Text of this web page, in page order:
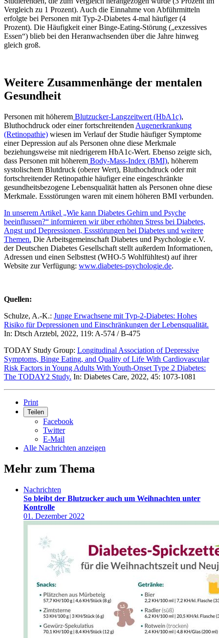
Vergleich zu 1 Prozent). Auch die Einnahme von Abführmitteln
erfolgte bei Personen mit Typ-2-Diabetes 4-mal häufiger (4
Prozent). Die Häufigkeit einer Binge-Eating-Störung („exzessives
Essen“) blieb bei den Heranwachsenden über die Jahre hinweg
gleich groß.
Weitere Zusammenhänge der mentalen
Gesundheit
Personen mit höherem Blutzucker-Langzeitwert (HbA1c),
Bluthochdruck oder einer fortschreitenden Augenerkrankung
(Retinopathie) wiesen im Verlauf der Studie häufiger Symptome
einer Depression auf als Personen ohne diese Merkmale
beziehungsweise mit niedrigerem HbA1c-Wert. Ebenso zeigte sich,
dass Personen mit höherem Body-Mass-Index (BMI), höherem
systolischem Blutdruck (oberer Wert), Bluthochdruck oder mit
fortschreitender Retinopathie häufiger eine eingeschränkte
gesundheitsbezogene Lebensqualität hatten als Personen ohne diese
Merkmale. Essstörungen waren mit einem höheren BMI verbunden.
In unserem Artikel „Wie kann Diabetes Gehirn und Psyche
beeinflussen?“ informieren wir über erhöhten Stress bei Diabetes,
Angst und Depressionen, Essstörungen bei Diabetes und weitere
Themen. Die Arbeitsgemeinschaft Diabetes und Psychologie e.V.
der Deutschen Diabetes Gesellschaft stellt außerdem Informationen,
Adressen und einen Selbsttest (WHO-5 Wohlfühltest) auf ihrer
Website zur Verfügung: www.diabetes-psychologie.de.
Quellen:
Schulze, A.-K.: Junge Erwachsene mit Typ-2-Diabetes: Hohes
Risiko für Depressionen und Einschränkungen der Lebensqualität.
In: Dtsch Arztebl, 2022, 119: A-574 / B-475
TODAY Study Group: Longitudinal Association of Depressive
Symptoms, Binge Eating, and Quality of Life With Cardiovascular
Risk Factors in Young Adults With Youth-Onset Type 2 Diabetes:
The TODAY2 Study. In: Diabetes Care, 2022, 45: 1073-1081
Print
Teilen
Facebook
Twitter
E-Mail
Alle Nachrichten anzeigen
Mehr zum Thema
Nachrichten
So bleibt der Blutzucker auch um Weihnachten unter
Kontrolle
01. Dezember 2022